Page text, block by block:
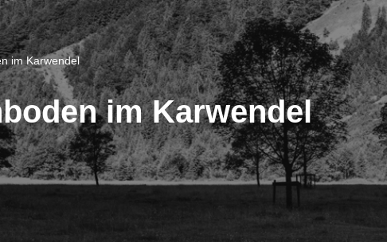
im Karwendel
im Karwendel